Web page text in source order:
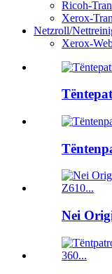
Ricoh-
Xerox-
Netzroll/
Xerox-
Nei